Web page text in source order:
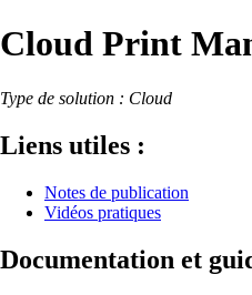
Cloud Print
Type de solution : Cloud
Liens utiles :
Notes de publication
Vidéos pratiques
Documentation et